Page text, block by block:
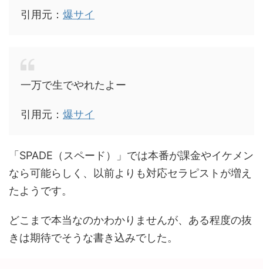
引用元： 爆サイ
一万で生でやれたよー
引用元： 爆サイ
「SPADE（スペード）」では本番が課金やイケメン
なら可能らしく、以前よりも対応セラピストが増え
たようです。
どこまで本当なのかわかりませんが、ある程度の抜
きは期待でそうな書き込みでした。